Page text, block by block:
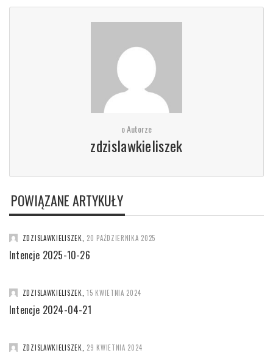
o Autorze
zdzislawkieliszek
POWIĄZANE ARTYKUŁY
ZDZISLAWKIELISZEK 20 PAŹDZIERNIKA 2025
Intencje 2025-10-26
ZDZISLAWKIELISZEK 15 KWIETNIA 2024
Intencje 2024-04-21
ZDZISLAWKIELISZEK 29 KWIETNIA 2024